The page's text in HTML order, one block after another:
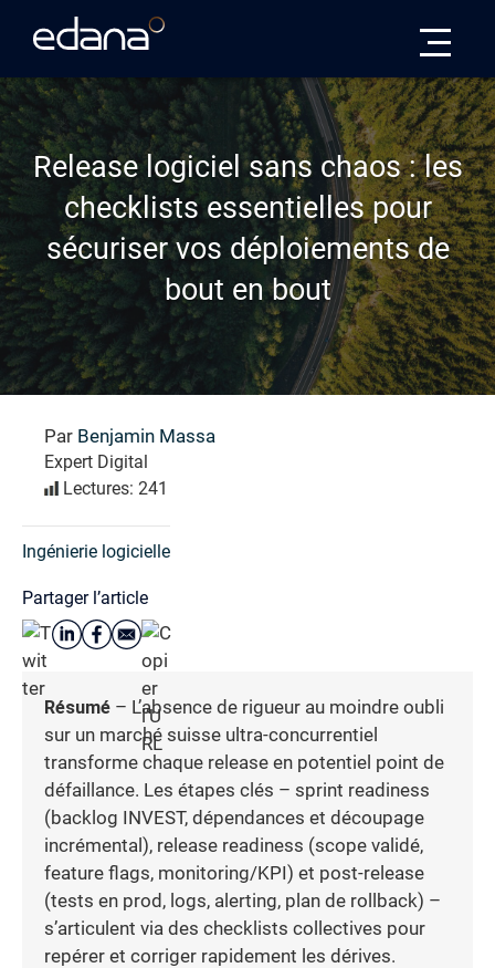
Release logiciel sans chaos : les
checklists essentielles pour
sécuriser vos déploiements de
bout en bout
Par Benjamin Massa
Expert Digital
Lectures: 241
Ingénierie logicielle
Partager l’article
Résumé – L’absence de rigueur au moindre oubli
sur un marché suisse ultra-concurrentiel
transforme chaque release en potentiel point de
défaillance. Les étapes clés – sprint readiness
(backlog INVEST, dépendances et découpage
incrémental), release readiness (scope validé,
feature flags, monitoring/KPI) et post-release
(tests en prod, logs, alerting, plan de rollback) –
s’articulent via des checklists collectives pour
repérer et corriger rapidement les dérives.